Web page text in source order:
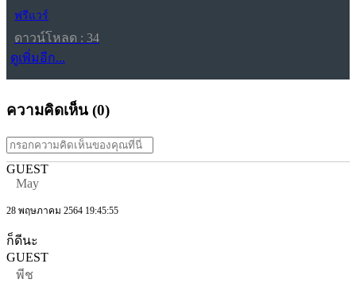
ฟรีแวร์
ดาวน์โหลด : 34
ดูเพิ่มอีก...
ความคิดเห็น (0)
GUEST
May
28 พฤษภาคม 2564 19:45:55
ก็ดีนะ
GUEST
พีช